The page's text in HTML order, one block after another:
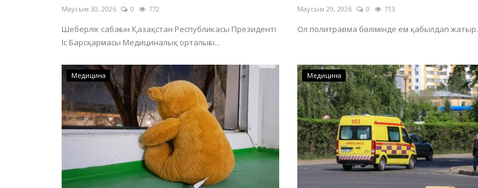
Маусым 30, 2026 0 772
Шеберлік сабағын Қазақстан Республикасы Президенті
Іс Барсқармасы Медициналық орталығы...
Маусым 29, 2026 0 713
Ол политравма бөлімінде ем қабылдап жатыр.
Медицина Медицина
Жәдігерлер сыр шертеді